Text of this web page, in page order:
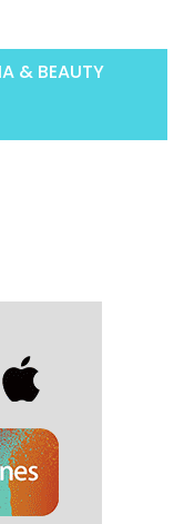
& BEAUTY